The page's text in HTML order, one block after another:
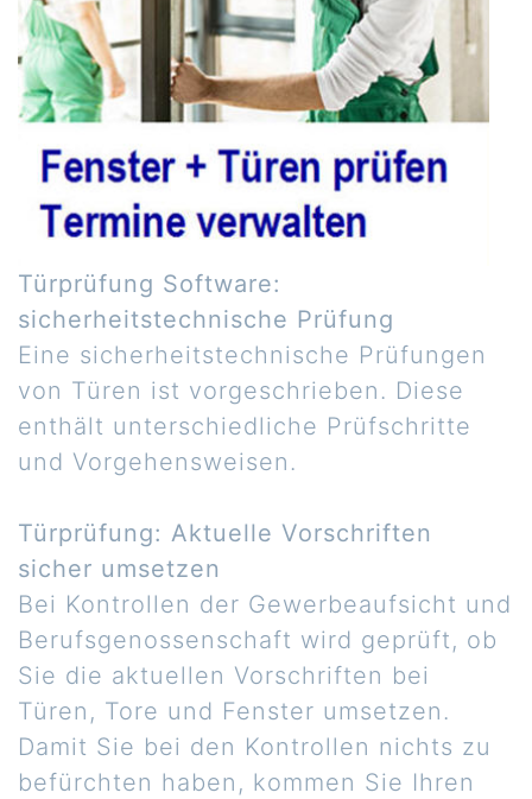
Türprüfung Software:
sicherheitstechnische Prüfung
Eine sicherheitstechnische Prüfungen
von Türen ist vorgeschrieben. Diese
enthält unterschiedliche Prüfschritte
und Vorgehensweisen.
Türprüfung: Aktuelle Vorschriften
sicher umsetzen
Bei Kontrollen der Gewerbeaufsicht und
Berufsgenossenschaft wird geprüft, ob
Sie die aktuellen Vorschriften bei
Türen, Tore und Fenster umsetzen.
Damit Sie bei den Kontrollen nichts zu
befürchten haben, kommen Sie Ihren